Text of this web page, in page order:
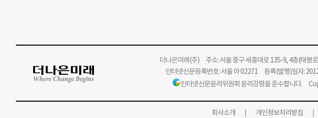
더나은미래(주)주소: 서울 중구 세종대로 135-9, 4층(태
인터넷신문등록번호: 서울 아 02271 등록(발행)일자:
인터넷신문윤리위원회 윤리강령을 준수합니다.
회사소개 개인정보처리방침